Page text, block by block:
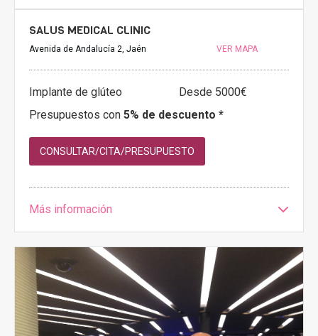
SALUS MEDICAL CLINIC
Avenida de Andalucía 2, Jaén VER MAPA
Implante de glúteo
Desde 5000€
Presupuestos con 5% de descuento *
CONSULTAR/CITA/PRESUPUESTO
Más información